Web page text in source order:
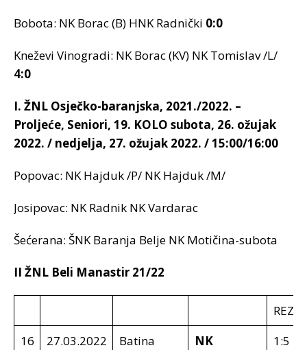
Bobota: NK Borac (B) HNK Radnički 0:0
Kneževi Vinogradi: NK Borac (KV) NK Tomislav /L/
4:0
I. ŽNL Osječko-baranjska, 2021./2022. –
Proljeće, Seniori, 19. KOLO subota, 26. ožujak
2022. / nedjelja, 27. ožujak 2022. / 15:00/16:00
Popovac: NK Hajduk /P/ NK Hajduk /M/
Josipovac: NK Radnik NK Vardarac
Šećerana: ŠNK Baranja Belje NK Motičina-subota
II ŽNL Beli Manastir 21/22
16
27.03.2022
Batina
NK
1:5